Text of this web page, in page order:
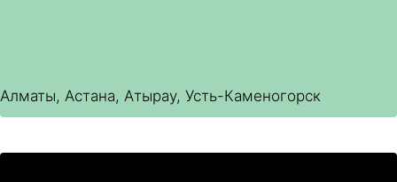
Алматы, Астана, Атырау, Усть-Каменогорск